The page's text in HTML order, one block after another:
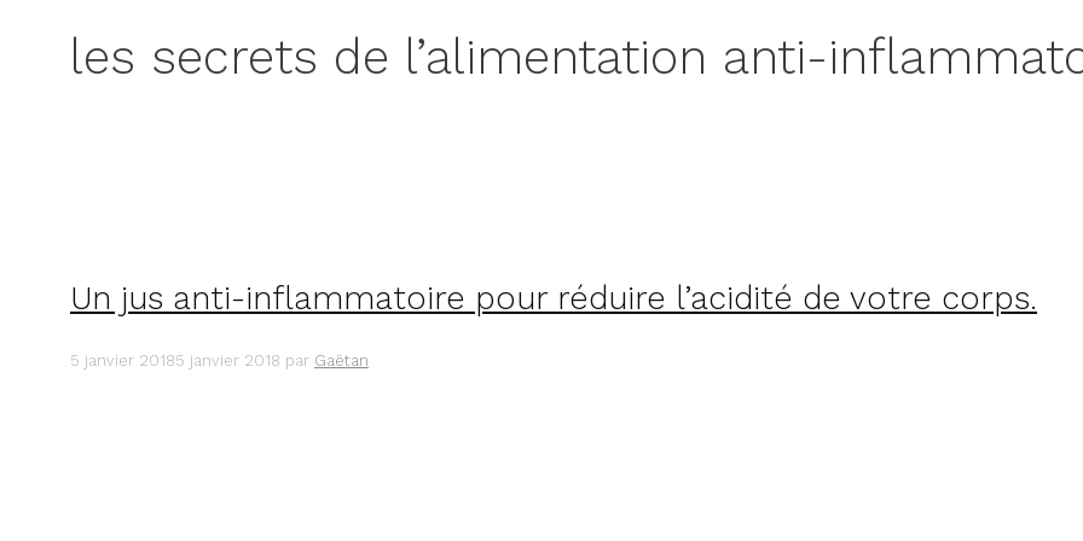
les secrets de l’alimentation anti-
Un jus anti-inflammatoire pour réduire l’acidité de votre corps.
5 janvier 20185 janvier 2018 par Gaëtan